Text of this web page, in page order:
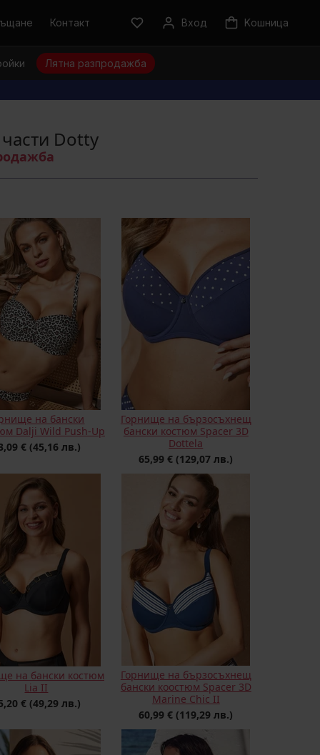
Контакт Вход Kошница
Лятна разпродажба
Dotty
на бански
Dalji Wild Push-Up
€ (45,16 лв.)
Горнище на бързосъхнещ
бански костюм Spacer 3D
Dottela
65,99 € (129,07 лв.)
на бански костюм
Lia II
€ (49,29 лв.)
Горнище на бързосъхнещ
бански коостюм Spacer 3D
Marine Chic II
60,99 € (119,29 лв.)